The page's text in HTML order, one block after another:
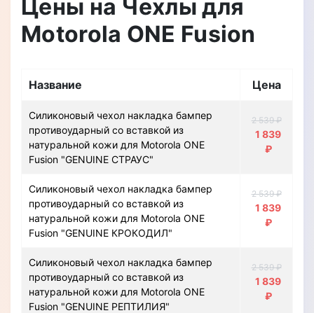
Цены на Чехлы для
Motorola ONE Fusion
Название Цена
Силиконовый чехол накладка бампер
противоударный со вставкой из
натуральной кожи для Motorola ONE
Fusion "GENUINE СТРАУС"
2 539 ₽
1 839
₽
Силиконовый чехол накладка бампер
противоударный со вставкой из
натуральной кожи для Motorola ONE
Fusion "GENUINE КРОКОДИЛ"
2 539 ₽
1 839
₽
Силиконовый чехол накладка бампер
противоударный со вставкой из
натуральной кожи для Motorola ONE
Fusion "GENUINE РЕПТИЛИЯ"
2 539 ₽
1 839
₽